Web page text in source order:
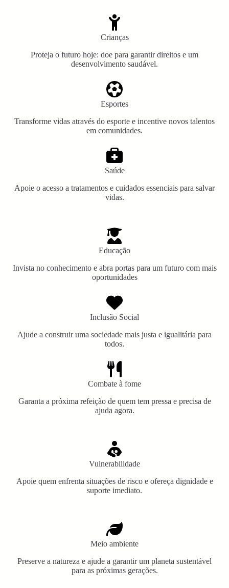
Crianças
Proteja o futuro hoje: doe para garantir direitos e um
desenvolvimento saudável.
Esportes
Transforme vidas através do esporte e incentive novos talentos
em comunidades.
Saúde
Apoie o acesso a tratamentos e cuidados essenciais para salvar
vidas.
Educação
Invista no conhecimento e abra portas para um futuro com mais
oportunidades
Inclusão Social
Ajude a construir uma sociedade mais justa e igualitária para
todos.
Combate à fome
Garanta a próxima refeição de quem tem pressa e precisa de
ajuda agora.
Vulnerabilidade
Apoie quem enfrenta situações de risco e ofereça dignidade e
suporte imediato.
Meio ambiente
Preserve a natureza e ajude a garantir um planeta sustentável
para as próximas gerações.